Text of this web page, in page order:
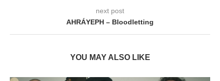
next post
AHRÁYEPH – Bloodletting
YOU MAY ALSO LIKE